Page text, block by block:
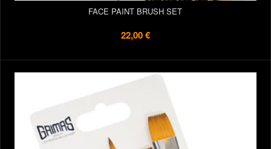
FACE PAINT BRUSH SET
22,00 €